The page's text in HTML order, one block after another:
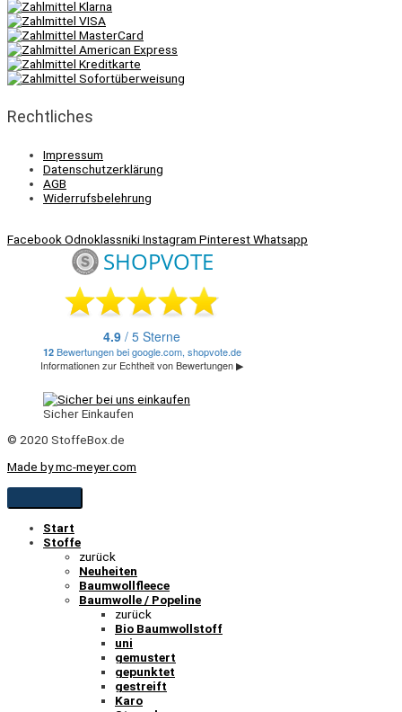
Rechtliches
Impressum
Datenschutzerklärung
AGB
Widerrufsbelehrung
FacebookOdnoklassnikiInstagram PinterestWhatsapp
Sicher Einkaufen
© 2020 StoffeBox.de
Made by mc-meyer.com
Start
Stoffe
zurück
Neuheiten
Baumwollfleece
Baumwolle / Popeline
zurück
Bio Baumwollstoff
uni
gemustert
gepunktet
gestreift
Karo